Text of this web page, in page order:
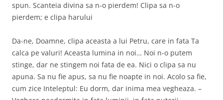
spun. Scanteia divina sa n-o pierdem! Clipa sa n-o
pierdem; e clipa harului
Da-ne, Doamne, clipa aceasta a lui Petru, care in fata Ta
calca pe valuri! Aceasta lumina in noi… Noi n-o putem
stinge, dar ne stingem noi fata de ea. Nici o clipa sa nu
apuna. Sa nu fie apus, sa nu fie noapte in noi. Acolo sa fie,
cum zice Inteleptul: Eu dorm, dar inima mea vegheaza. –